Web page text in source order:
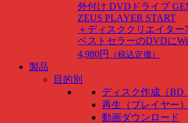
外付け DVDドライブ
ZEUS PLAYER START
＋ディスククリエイター
ベストセラーのDVDに
4,980円
（税込定価）
製品
目的別
ディスク作成（BD
再生（プレイヤー）
動画ダウンロード